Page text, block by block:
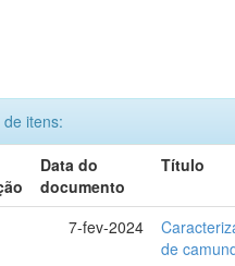
itens:
Data do
documento
Título
7-fev-2024
de